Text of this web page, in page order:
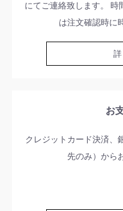
にてご連絡致します。 時
は注文確認時に
お
クレジットカード決済、
先のみ）から